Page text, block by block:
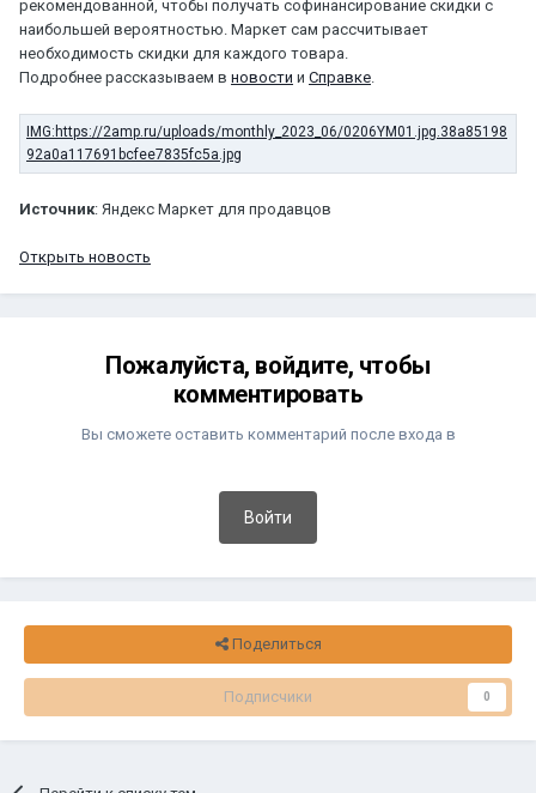
рекомендованной, чтобы получать софинансирование скидки с
наибольшей вероятностью. Маркет сам рассчитывает
необходимость скидки для каждого товара.
Подробнее рассказываем в новости и Справке
Источник: Яндекс Маркет для продавцов
Открыть новость
Пожалуйста, войдите, чтобы
комментировать
Вы сможете оставить комментарий после входа в
Войти
Поделиться
Подписчики 0